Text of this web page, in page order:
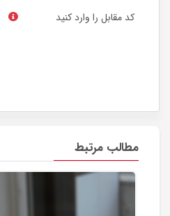
کد مقابل را وارد کنید
مطالب مرتبط